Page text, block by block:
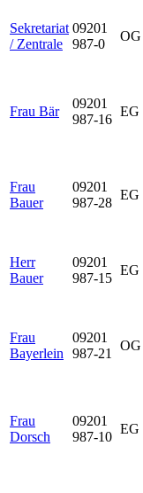
Sekretariat
/ Zentrale
09201
987-0
Frau Bär
09201
987-16
EG
Frau
Bauer
09201
987-28
EG
Herr
Bauer
09201
987-15
EG
Frau
Bayerlein
09201
987-21
Frau
Dorsch
09201
987-10
EG